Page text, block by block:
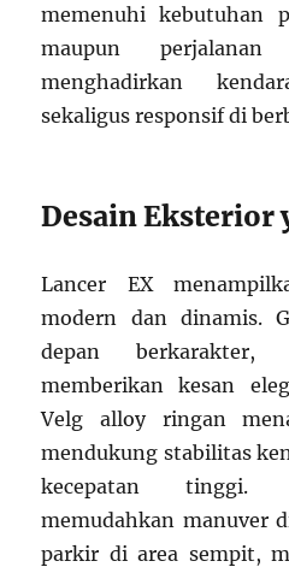
memenuhi kebutuhan
maupun
menghadirkan
sekaligus responsif di
Desain Eksterior
Lancer EX
modern dan dinamis.
depan
memberikan kesan
Velg alloy ringan
mendukung stabilitas
kecepatan tinggi.
memudahkan manuver
parkir di area sempit,